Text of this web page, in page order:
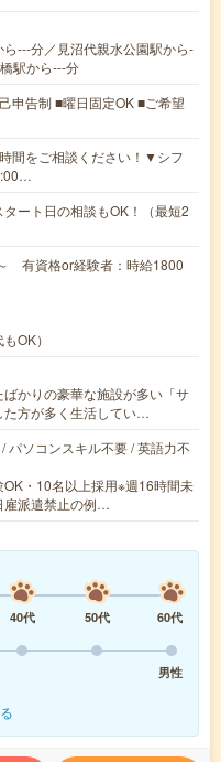
---分／見沼代親水公園駅から-
駅から---分
申告制 ■曜日固定OK ■ご希望
間をご相談ください！▼シフ
タート日の相談もOK！（最短2
有資格or経験者：時給1800
OK）
かりの豪華な施設が多い「サ
た方が多く生活してい…
パソコンスキル不要 / 英語力不
・10名以上採用※週16時間未
雇派遣禁止の例…
40代 50代
60代
男性